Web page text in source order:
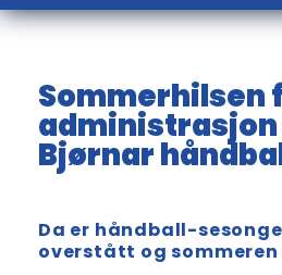
Sommerhilsen
administrasjon
Bjørnar
Da er håndball-
overstått og